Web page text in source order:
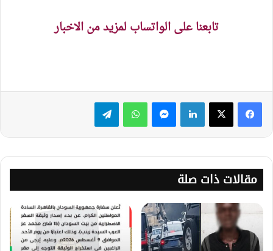
تابعنا على الواتساب لمزيد من الاخبار
لينكدإن ماسنجر واتساب تيلقرام
مقالات ذات صلة